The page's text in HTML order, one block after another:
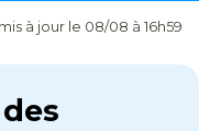
à jour le 08/08 à 16h59